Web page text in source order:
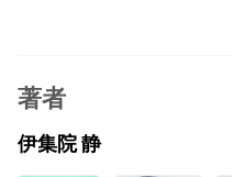
著者
伊集院 静